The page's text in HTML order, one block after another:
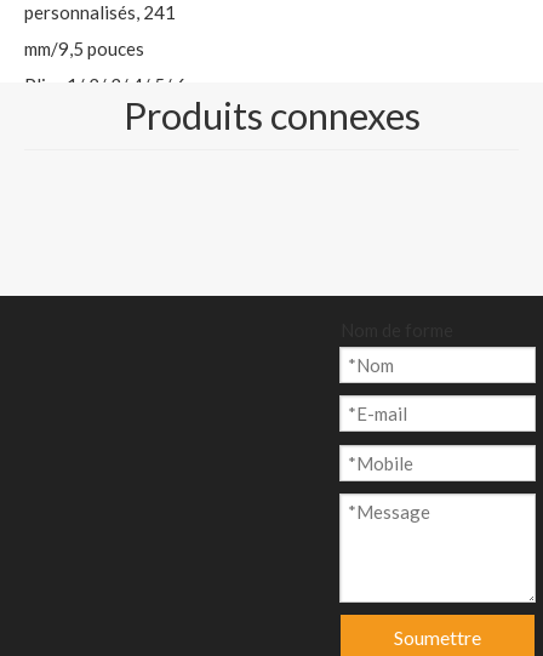
personnalisés, 241
mm/9,5 pouces
Plis : 1/ 2/ 3/ 4/ 5/ 6
rouleau emballé
Produits connexes
Soumettre